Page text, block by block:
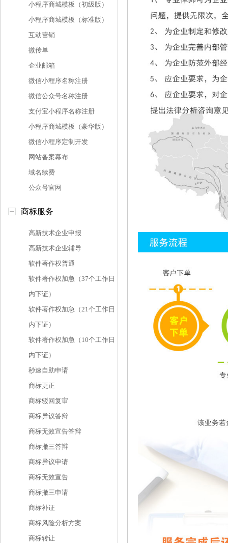
小程序商城模板（初级版）
小程序商城模板（标准版）
互动营销
微传单
企业邮箱
微信小程序名称注册
微信公众号名称注册
支付宝小程序名称注册
小程序商城模板（豪华版）
微信小程序定制开发
网站备案幕布
域名续费
公众号官网
商标服务
高新技术企业申报
高新技术企业辅导
软件著作权普通
软件著作权加急（37个工作日
内下证）
软件著作权加急（21个工作日
内下证）
软件著作权加急（10个工作日
内下证）
秒速自助申请
商标更正
商标驳回复审
商标异议答辩
商标无效宣告答辩
商标撤三答辩
商标异议申请
商标无效宣告
商标撤三申请
商标补证
商标风险分析方案
商标转让